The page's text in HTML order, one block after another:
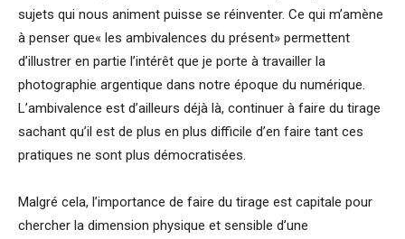
sujets qui nous animent puisse se réinventer. Ce qui m’amène
à penser que« les ambivalences du présent» permettent
d’illustrer en partie l’intérêt que je porte à travailler la
photographie argentique dans notre époque du numérique.
L’ambivalence est d’ailleurs déjà là, continuer à faire du tirage
sachant qu’il est de plus en plus difficile d’en faire tant ces
pratiques ne sont plus démocratisées.
Malgré cela, l’importance de faire du tirage est capitale pour
chercher la dimension physique et sensible d’une